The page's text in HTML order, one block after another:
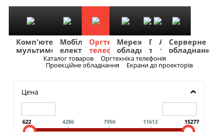
Комп'ютери
мультимедіа
Мобільна
електроніка
Оргтехніка
телефонія
Мережеве
обладнання
Побутова
техніка
TV
та
Аудіо
Фото
та
відео
Авто
та
навігація
Серверне
обладнання
Каталог товаров Оргтехніка телефонія
Проекційне обладнання Екрани до проекторів
Цена
622 4286 7950 11613 15277